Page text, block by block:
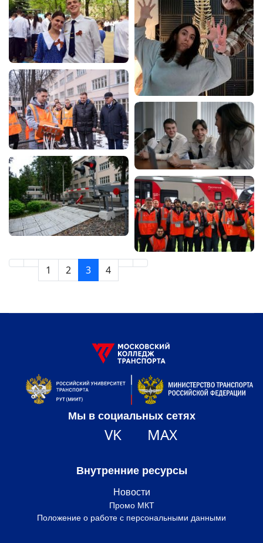
1 2 3 4
Мы в социальных сетях
VK MAX
Внутренние ресурсы
Новости
Промо МКТ
Положение о работе с персональными данными